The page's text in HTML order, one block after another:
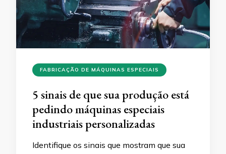
FABRICAÇÃO DE MÁQUINAS ESPECIAIS
5 sinais de que sua produção está
pedindo máquinas especiais
industriais personalizadas
Identifique os sinais que mostram que sua